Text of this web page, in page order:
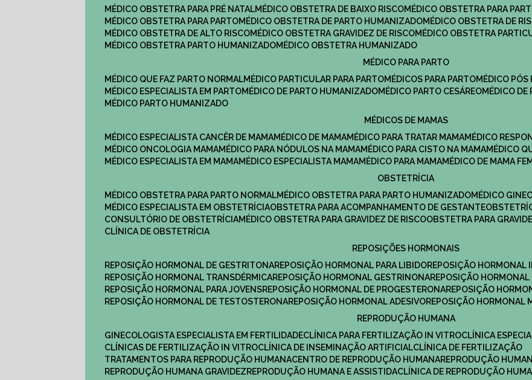
MÉDICO OBSTETRA PARA PRÉ NATAL
MÉDICO OBSTETRA DE BAIXO RISCO
MÉDICO OBSTETRA PARA
MÉDICO OBSTETRA PARA PARTO
MÉDICO OBSTETRA DE PARTO HUMANIZADO MÉDICO OBSTETRA DE
MÉDICO OBSTETRA DE ALTO RISCO
MÉDICO OBSTETRA GRAVIDEZ DE RISCO
MÉDICO OBSTETRA
MÉDICO OBSTETRA PARTO HUMANIZADO
MÉDICO OBSTETRA HUMANIZADO
MÉDICO PARA PARTO
MÉDICO QUE FAZ PARTO NORMAL
MÉDICO PARTICULAR PARA PARTO MÉDICOS PARA PARTO MÉDICO
MÉDICO ESPECIALISTA EM PARTO
MÉDICO DE PARTO HUMANIZADO MÉDICO PARTO CESÁREO MÉDICO
MÉDICO PARTO HUMANIZADO
MÉDICOS DE MAMAS
MÉDICO ESPECIALISTA CANCÊR DE MAMA
MÉDICO DE MAMA MÉDICO PARA TRATAR MAMA
MÉDICO
MÉDICO ONCOLOGIA MAMA
MÉDICO PARA NÓDULOS NA MAMA MÉDICO PARA CISTO NA MAMA
MÉDICO
MÉDICO ESPECIALISTA EM MAMA
MÉDICO ESPECIALISTA MAMA MÉDICO PARA MAMA
MÉDICO DE MAMA
OBSTETRÍCIA
MÉDICO OBSTETRA PARA PARTO NORMAL
MÉDICO OBSTETRA PARA PARTO HUMANIZADO
MÉDICO
MÉDICO ESPECIALISTA EM OBSTETRÍCIA
OBSTETRA PARA ACOMPANHAMENTO DE GESTANTE
CONSULTÓRIO DE OBSTETRÍCIA
MÉDICO OBSTETRA PARA GRAVIDEZ DE RISCO OBSTETRA PARA
CLÍNICA DE OBSTETRÍCIA
REPOSIÇÕES HORMONAIS
REPOSIÇÃO HORMONAL DE GESTRITONA
REPOSIÇÃO HORMONAL PARA LIBIDO
REPOSIÇÃO HORMONAL
REPOSIÇÃO HORMONAL TRANSDÉRMICA
REPOSIÇÃO HORMONAL GESTRINONA
REPOSIÇÃO
REPOSIÇÃO HORMONAL PARA JOVENS
REPOSIÇÃO HORMONAL DE PROGESTERONA
REPOSIÇÃO
REPOSIÇÃO HORMONAL DE TESTOSTERONA
REPOSIÇÃO HORMONAL ADESIVO
REPOSIÇÃO HORMONAL
REPRODUÇÃO HUMANA
GINECOLOGISTA ESPECIALISTA EM FERTILIDADE
CLÍNICA PARA FERTILIZAÇÃO IN VITRO
CLÍNICA
CLÍNICAS DE FERTILIZAÇÃO IN VITRO
CLÍNICA DE INSEMINAÇÃO ARTIFICIAL
CLÍNICA DE FERTILIZAÇÃO
TRATAMENTOS PARA REPRODUÇÃO HUMANA
CENTRO DE REPRODUÇÃO HUMANA
REPRODUÇÃO
REPRODUÇÃO HUMANA GRAVIDEZ
REPRODUÇÃO HUMANA E ASSISTIDA
CLÍNICA DE REPRODUÇÃO